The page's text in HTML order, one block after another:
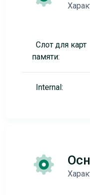
Слот для карт
памяти:
Internal: